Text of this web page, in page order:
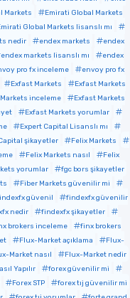
Markets
Emirati Global Markets
Global Markets lisanslı mı
nedir endex markets
endex
endex markets lisanslı mı
endex
pro fx inceleme
envoy pro fx
Exfast Markets
Exfast Markets
inceleme
Exfast Markets
Exfast Markets yorumlar
Expert Capital Lisanslı mı
şikayetler
Felix Markets
Felix Markets nasıl
Felix
yorumlar
fgc bors şikayetler
Fiber Markets güvenilir mi
güvenil
findexfx güvenilir
nedir
findexfx şikayetler
brokers inceleme
finx brokers
Flux-Market açıklama
Flux-
Market nasıl
Flux-Market nedir
Yapılır
forex güvenilir mi
Forex STP
forex tıj güvenilir mi